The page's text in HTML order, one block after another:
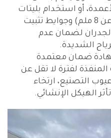
أو استخدام بليتات
حديدية سميكة (لا تقل عن 8 ملم) وجوايط تثبيت
لضمان عدم
الشديدة.
ضمان معتمدة
لفترة لا تقل عن
عيوب التصنيع، ارتخاء
الهيكل الإنشائي.